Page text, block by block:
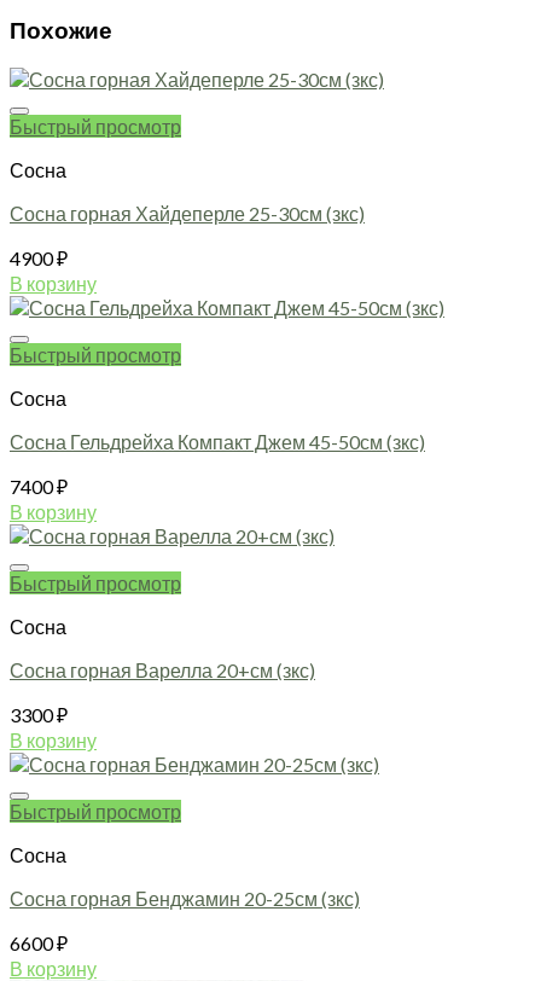
Похожие
Быстрый просмотр
Сосна
Сосна горная Хайдеперле 25-30см (зкс)
4900₽
В корзину
Быстрый просмотр
Сосна
Сосна Гельдрейха Компакт Джем 45-50см (зкс)
7400₽
В корзину
Быстрый просмотр
Сосна
Сосна горная Варелла 20+см (зкс)
3300₽
В корзину
Быстрый просмотр
Сосна
Сосна горная Бенджамин 20-25см (зкс)
6600₽
В корзину